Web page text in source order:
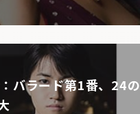
：バラード第1番、24の